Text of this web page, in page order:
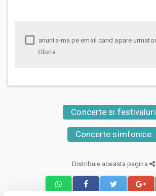
Gloria
Concerte si festivaluri
Concerte simfonice
Distribuie aceasta pagina